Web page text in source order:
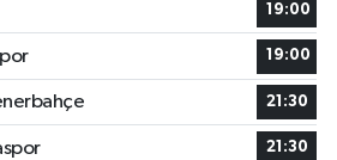
19:00
19:00
21:30
21:30